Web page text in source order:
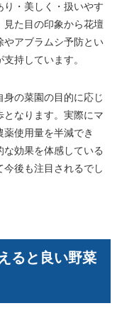
り・美しく・扱いやす
見た目の印象から花壇
やアブラムシ予防とい
持しています。
の菜園の目的に応じ
となります。実際にマ
使用量を半減でき
効果を体感している
後も注目されるでし
ると良い野菜